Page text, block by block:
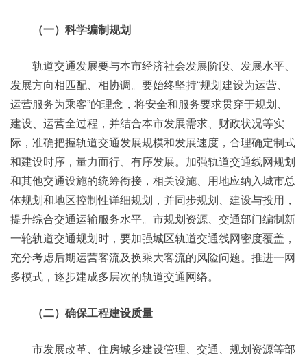
（一）科学编制规划
轨道交通发展要与本市经济社会发展阶段、发展水平、
发展方向相匹配、相协调。要始终坚持“规划建设为运营、
运营服务为乘客”的理念，将安全和服务要求贯穿于规划、
建设、运营全过程，并结合本市发展需求、财政状况等实
际，准确把握轨道交通发展规模和发展速度，合理确定制式
和建设时序，量力而行、有序发展。加强轨道交通线网规划
和其他交通设施的统筹衔接，相关设施、用地应纳入城市总
体规划和地区控制性详细规划，并同步规划、建设与投用，
提升综合交通运输服务水平。市规划资源、交通部门编制新
一轮轨道交通规划时，要加强城区轨道交通线网密度覆盖，
充分考虑后期运营客流及换乘大客流的风险问题。推进一网
多模式，逐步建成多层次的轨道交通网络。
（二）确保工程建设质量
市发展改革、住房城乡建设管理、交通、规划资源等部